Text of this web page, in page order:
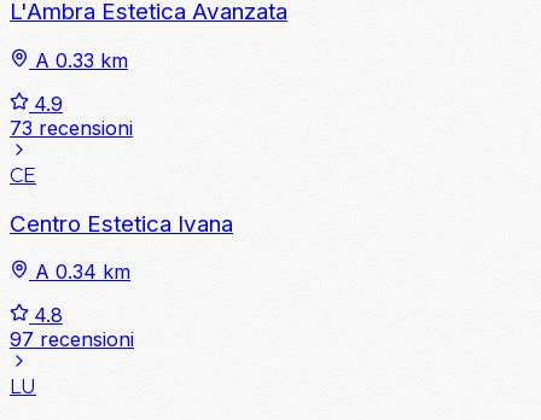
L'Ambra Estetica Avanzata
A 0.33 km
4.9
73 recensioni
CE
Centro Estetica Ivana
A 0.34 km
4.8
97 recensioni
LU